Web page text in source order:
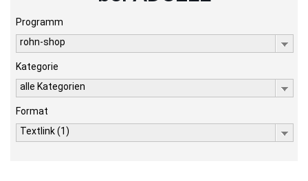
Programm
rohn-shop
Kategorie
alle Kategorien
Format
Textlink (1)